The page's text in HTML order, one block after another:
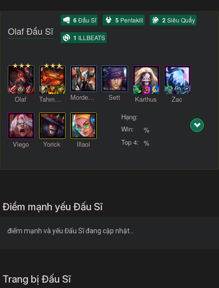
Olaf Đấu Sĩ
6Đấu Sĩ 5 Pentakill 2Siêu Quẩy
1 ILLBEATS
Olaf TahmKench Mordekaiser Sett Karthus Zac
Viego Yorick Illaoi
Hạng:
Win:
%
Top 4: %
Điểm mạnh yếu Đấu Sĩ
điểm mạnh và yếu Đấu Sĩ đang cập nhật...
Trang bị Đấu Sĩ